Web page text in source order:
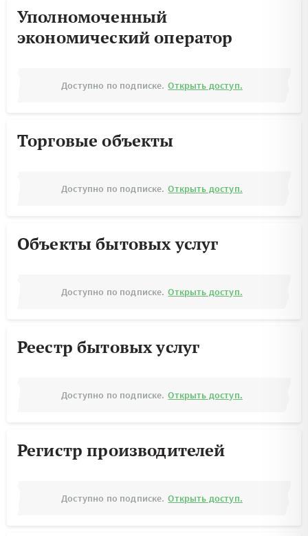
Уполномоченный
экономический оператор
Доступно по подписке. Открыть доступ.
Торговые объекты
Доступно по подписке. Открыть доступ.
Объекты бытовых услуг
Доступно по подписке. Открыть доступ.
Реестр бытовых услуг
Доступно по подписке. Открыть доступ.
Регистр производителей
Доступно по подписке. Открыть доступ.